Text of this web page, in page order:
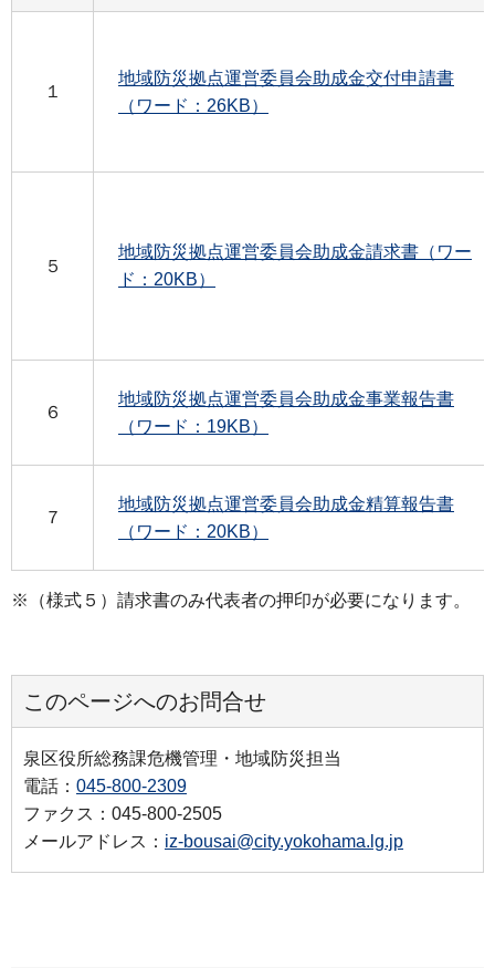
１
地域防災拠点運営委員会助成金交付申請書
（ワード：26KB）
５
地域防災拠点運営委員会助成金請求書（ワー
ド：20KB）
６
地域防災拠点運営委員会助成金事業報告書
（ワード：19KB）
７
地域防災拠点運営委員会助成金精算報告書
（ワード：20KB）
※（様式５）請求書のみ代表者の押印が必要になります。
このページへのお問合せ
泉区役所総務課危機管理・地域防災担当
電話： 045-800-2309
ファクス：045-800-2505
メールアドレス： iz-bousai@city.yokohama.lg.jp